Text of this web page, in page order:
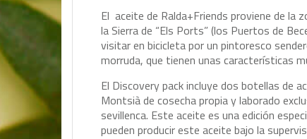
El aceite de Ralda+Friends proviene de la
la Sierra de “Els Ports” (los Puertos de
visitar en bicicleta por un pintoresco
morruda, que tienen unas características
El Discovery pack incluye dos botellas de
Montsià de cosecha propia y laborado
sevillenca. Este aceite es una edición
pueden producir este aceite bajo la